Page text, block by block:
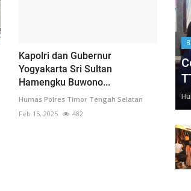
Kapolri dan Gubernur
Yogyakarta Sri Sultan
Hamengku Buwono...
Humas Polres Timor Tengah Selatan
Feb 15, 2025
482